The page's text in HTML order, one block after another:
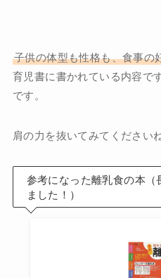
子供の体型も性格も、食事の
育児書に書かれている内容で
です。
肩の力を抜いてみてくださいね
参考になった離乳食の本（
ました！）